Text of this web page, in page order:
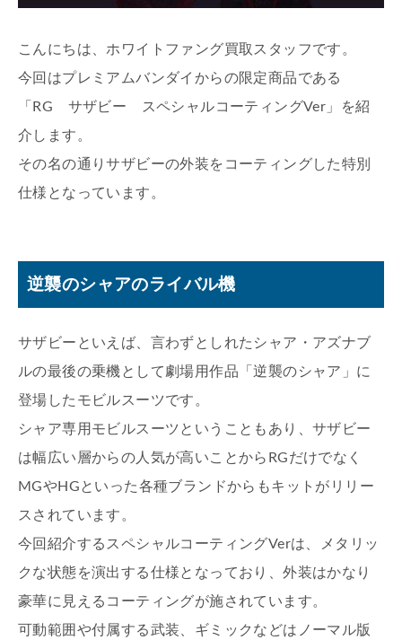
こんにちは、ホワイトファング買取スタッフです。
今回はプレミアムバンダイからの限定商品である
「RG サザビー スペシャルコーティングVer」を紹
介します。
その名の通りサザビーの外装をコーティングした特別
仕様となっています。
逆襲のシャアのライバル機
サザビーといえば、言わずとしれたシャア・アズナブ
ルの最後の乗機として劇場用作品「逆襲のシャア」に
登場したモビルスーツです。
シャア専用モビルスーツということもあり、サザビー
は幅広い層からの人気が高いことからRGだけでなく
MGやHGといった各種ブランドからもキットがリリー
スされています。
今回紹介するスペシャルコーティングVerは、メタリッ
クな状態を演出する仕様となっており、外装はかなり
豪華に見えるコーティングが施されています。
可動範囲や付属する武装、ギミックなどはノーマル版